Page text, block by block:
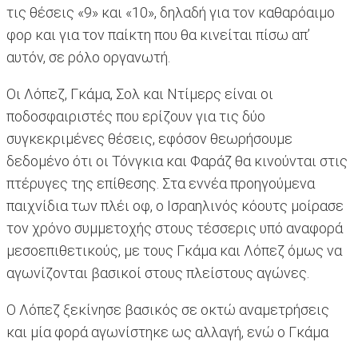
τις θέσεις «9» και «10», δηλαδή για τον καθαρόαιμο
φορ και για τον παίκτη που θα κινείται πίσω απ’
αυτόν, σε ρόλο οργανωτή.
Οι Λόπεζ, Γκάμα, Σολ και Ντίμερς είναι οι
ποδοσφαιριστές που ερίζουν για τις δύο
συγκεκριμένες θέσεις, εφόσον θεωρήσουμε
δεδομένο ότι οι Τόνγκια και Φαράζ θα κινούνται στις
πτέρυγες της επίθεσης. Στα εννέα προηγούμενα
παιχνίδια των πλέι οφ, ο Ισραηλινός κόουτς μοίρασε
τον χρόνο συμμετοχής στους τέσσερις υπό αναφορά
μεσοεπιθετικούς, με τους Γκάμα και Λόπεζ όμως να
αγωνίζονται βασικοί στους πλείστους αγώνες.
Ο Λόπεζ ξεκίνησε βασικός σε οκτώ αναμετρήσεις
και μία φορά αγωνίστηκε ως αλλαγή, ενώ ο Γκάμα